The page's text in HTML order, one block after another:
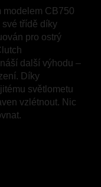
modelem CB750
třídě díky
pro ostrý
další výhodu –
Díky
světlometu
vzlétnout. Nic